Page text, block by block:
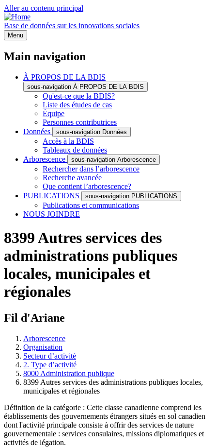
Aller au contenu principal
Base de données sur les innovations sociales
Menu
Main navigation
À PROPOS DE LA BDIS
sous-navigation À PROPOS DE LA BDIS
Qu'est-ce que la BDIS?
Liste des études de cas
Équipe
Personnes contributrices
Données
sous-navigation Données
Accès à la BDIS
Tableaux de données
Arborescence
sous-navigation Arborescence
Rechercher dans l’arborescence
Recherche avancée
Que contient l’arborescence?
PUBLICATIONS
sous-navigation PUBLICATIONS
Publications et communications
NOUS JOINDRE
8399 Autres services des
administrations publiques
locales, municipales et
régionales
Fil d'Ariane
Arborescence
Organisation
Secteur d’activité
2. Type d’activité
8000 Administration publique
8399 Autres services des administrations publiques locales,
municipales et régionales
Définition de la catégorie : Cette classe canadienne comprend les
établissements des gouvernements étrangers situés en sol canadien
dont l'activité principale consiste à offrir des services de nature
gouvernementale : services consulaires, missions diplomatiques et
activités de légation.